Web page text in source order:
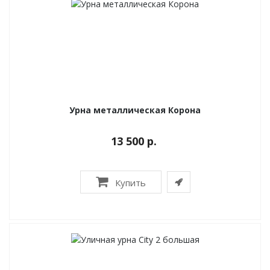
Урна металлическая Корона
13 500 р.
Купить